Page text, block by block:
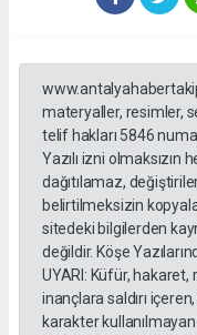
materyaller, resimler,
telif hakları 5846
Yazılı izni
dağıtılamaz,
belirtilmeksizin
sitedeki bilgilerden
değildir. Köşe
UYARI: Küfür,
inançlara saldırı
karakter